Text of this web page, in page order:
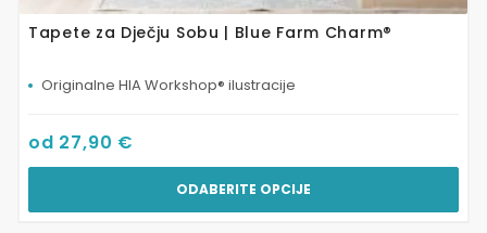
Tapete za Dječju Sobu | Blue Farm Charm®
Originalne HIA Workshop® ilustracije
od 27,90 €
ODABERITE OPCIJE